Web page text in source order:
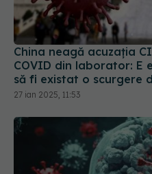
China neagă acuzația
COVID din laborator: E
să fi existat o scurgere
27 ian 2025, 11:53